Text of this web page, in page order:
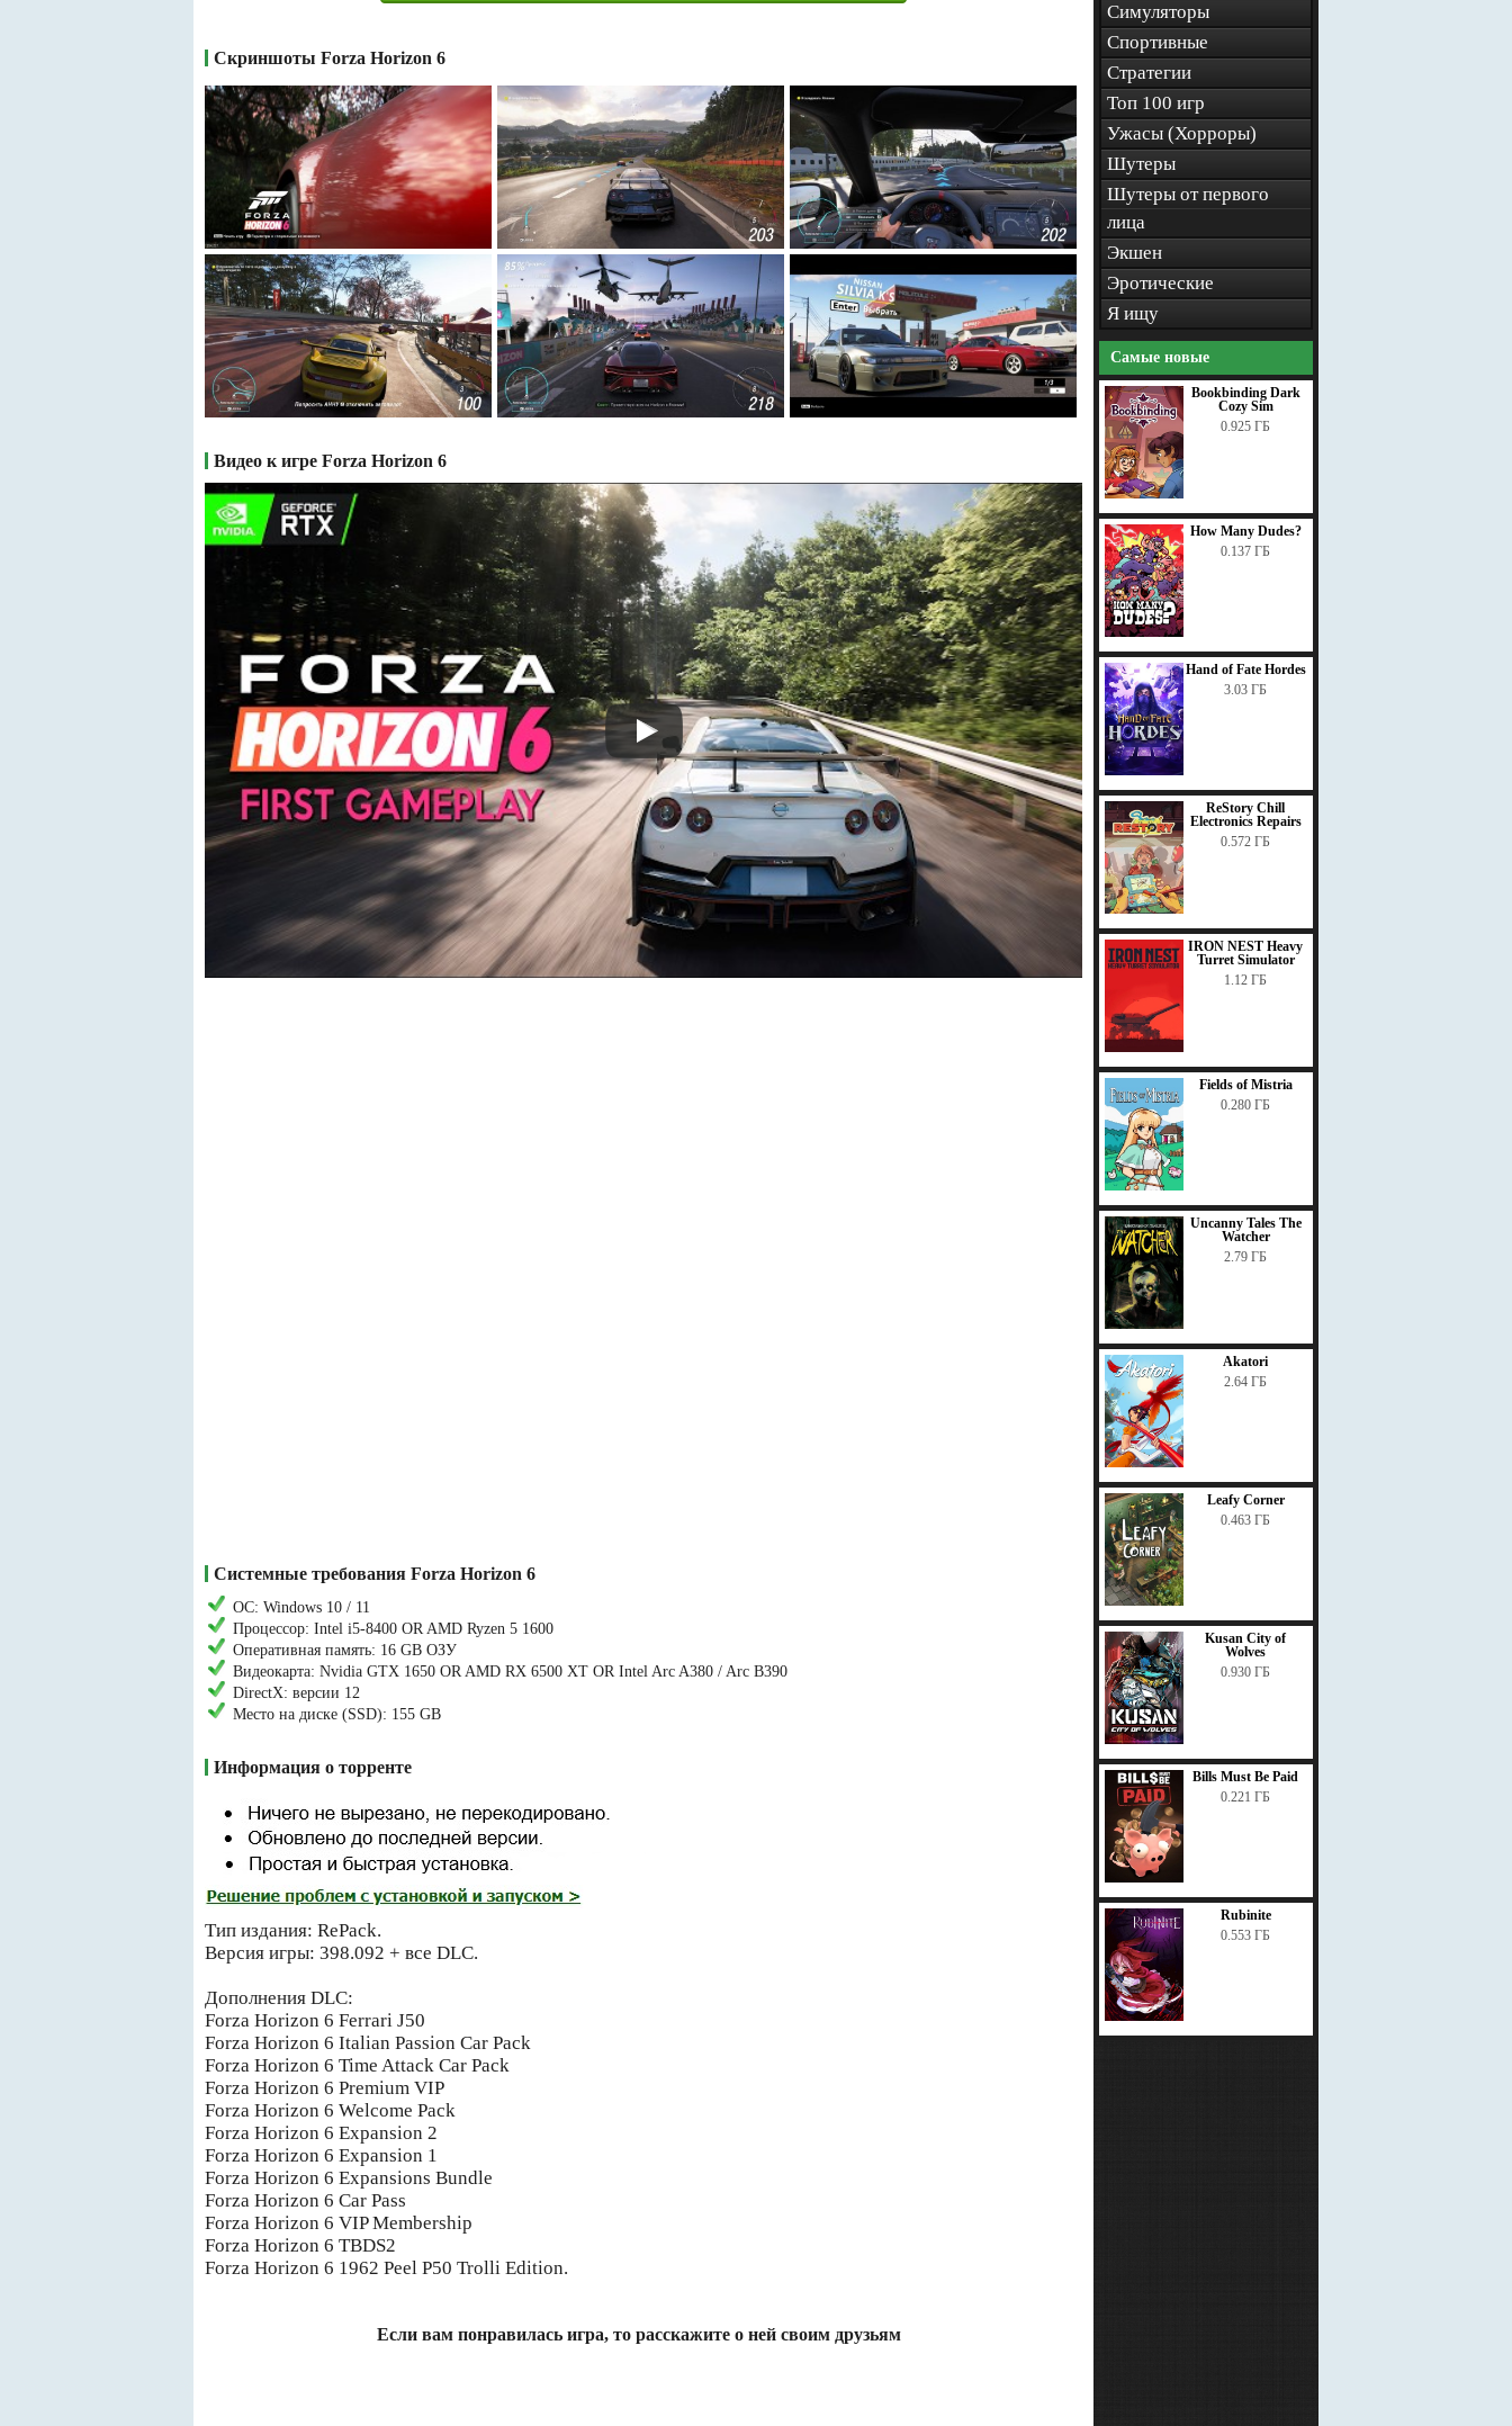
Скриншоты Forza Horizon 6
Видео к игре Forza Horizon 6
Системные требования Forza Horizon 6
ОС: Windows 10 / 11
Процессор: Intel i5-8400 OR AMD Ryzen 5 1600
Оперативная память: 16 GB ОЗУ
Видеокарта: Nvidia GTX 1650 OR AMD RX 6500 XT OR Intel Arc A380 / Arc B390
DirectX: версии 12
Место на диске (SSD): 155 GB
Информация о торренте
Тип издания: RePack.
Версия игры: 398.092 + все DLC.
Дополнения DLC:
Forza Horizon 6 Ferrari J50
Forza Horizon 6 Italian Passion Car Pack
Forza Horizon 6 Time Attack Car Pack
Forza Horizon 6 Premium VIP
Forza Horizon 6 Welcome Pack
Forza Horizon 6 Expansion 2
Forza Horizon 6 Expansion 1
Forza Horizon 6 Expansions Bundle
Forza Horizon 6 Car Pass
Forza Horizon 6 VIP Membership
Forza Horizon 6 TBDS2
Forza Horizon 6 1962 Peel P50 Trolli Edition.
Если вам понравилась игра, то расскажите о ней своим друзьям
Симуляторы
Спортивные
Стратегии
Топ 100 игр
Ужасы (Хорроры)
Шутеры
Шутеры от первого
лица
Экшен
Эротические
Я ищу
Самые новые
Bookbinding Dark
Cozy Sim
0.925 ГБ
How Many Dudes?
0.137 ГБ
Hand of Fate Hordes
3.03 ГБ
ReStory Chill
Electronics Repairs
0.572 ГБ
IRON NEST Heavy
Turret Simulator
1.12 ГБ
Fields of Mistria
0.280 ГБ
Uncanny Tales The
Watcher
2.79 ГБ
Akatori
2.64 ГБ
Leafy Corner
0.463 ГБ
Kusan City of
Wolves
0.930 ГБ
Bills Must Be Paid
0.221 ГБ
Rubinite
0.553 ГБ